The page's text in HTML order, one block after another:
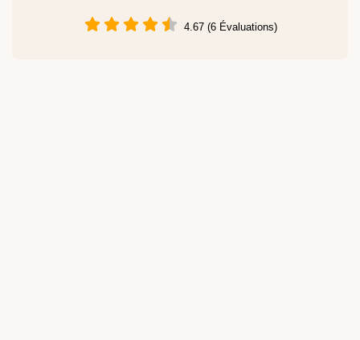
4.67 (6 Évaluations)